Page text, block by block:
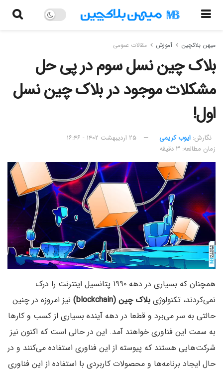
میهن بلاکچین آموزش مقالات عمومی
بلاک چین نسل سوم در پی حل
مشکلات موجود در بلاک چین نسل
اول!
نگارش:‌ ایوب کریمی
۲۵ اردیبهشت ۱۴۰۲ - ۱۶:۴۶
زمان مطالعه: ۳ دقیقه
همچنان که بسیاری در دهه ۱۹۹۰ پتانسیل اینترنت را درک
نمی‌کردند، تکنولوژی بلاک چین (blockchain)
نیز امروزه در چنین
حالتی به سر می‌برد و قطعا در دهه آینده بسیاری از کسب و کار‌ها
به سمت این فناوری خواهند آمد. این در حالی است که اکنون نیز
شرکت‌هایی هستند که پیوسته از این فناوری استفاده می‌کنند و در
حال ایجاد برنامه‌ها و محصولات کاربردی با استفاده از این فناوری